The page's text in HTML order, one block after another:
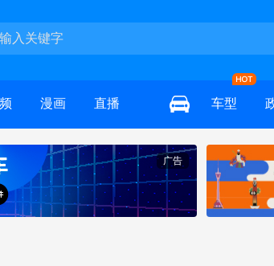
漫画 直播 车型
广告